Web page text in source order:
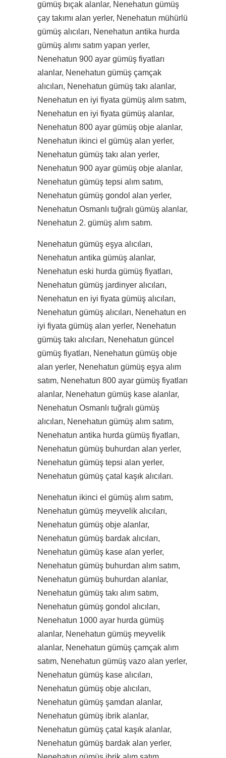
gümüş bıçak alanlar, Nenehatun gümüş
çay takımı alan yerler, Nenehatun mühürlü
gümüş alıcıları, Nenehatun antika hurda
gümüş alımı satım yapan yerler,
Nenehatun 900 ayar gümüş fiyatları
alanlar, Nenehatun gümüş çamçak
alıcıları, Nenehatun gümüş takı alanlar,
Nenehatun en iyi fiyata gümüş alım satım,
Nenehatun en iyi fiyata gümüş alanlar,
Nenehatun 800 ayar gümüş obje alanlar,
Nenehatun ikinci el gümüş alan yerler,
Nenehatun gümüş takı alan yerler,
Nenehatun 900 ayar gümüş obje alanlar,
Nenehatun gümüş tepsi alım satım,
Nenehatun gümüş gondol alan yerler,
Nenehatun Osmanlı tuğralı gümüş alanlar,
Nenehatun 2. gümüş alım satım.
Nenehatun gümüş eşya alıcıları,
Nenehatun antika gümüş alanlar,
Nenehatun eski hurda gümüş fiyatları,
Nenehatun gümüş jardinyer alıcıları,
Nenehatun en iyi fiyata gümüş alıcıları,
Nenehatun gümüş alıcıları, Nenehatun en
iyi fiyata gümüş alan yerler, Nenehatun
gümüş takı alıcıları, Nenehatun güncel
gümüş fiyatları, Nenehatun gümüş obje
alan yerler, Nenehatun gümüş eşya alım
satım, Nenehatun 800 ayar gümüş fiyatları
alanlar, Nenehatun gümüş kase alanlar,
Nenehatun Osmanlı tuğralı gümüş
alıcıları, Nenehatun gümüş alım satım,
Nenehatun antika hurda gümüş fiyatları,
Nenehatun gümüş buhurdan alan yerler,
Nenehatun gümüş tepsi alan yerler,
Nenehatun gümüş çatal kaşık alıcıları.
Nenehatun ikinci el gümüş alım satım,
Nenehatun gümüş meyvelik alıcıları,
Nenehatun gümüş obje alanlar,
Nenehatun gümüş bardak alıcıları,
Nenehatun gümüş kase alan yerler,
Nenehatun gümüş buhurdan alım satım,
Nenehatun gümüş buhurdan alanlar,
Nenehatun gümüş takı alım satım,
Nenehatun gümüş gondol alıcıları,
Nenehatun 1000 ayar hurda gümüş
alanlar, Nenehatun gümüş meyvelik
alanlar, Nenehatun gümüş çamçak alım
satım, Nenehatun gümüş vazo alan yerler,
Nenehatun gümüş kase alıcıları,
Nenehatun gümüş obje alıcıları,
Nenehatun gümüş şamdan alanlar,
Nenehatun gümüş ibrik alanlar,
Nenehatun gümüş çatal kaşık alanlar,
Nenehatun gümüş bardak alan yerler,